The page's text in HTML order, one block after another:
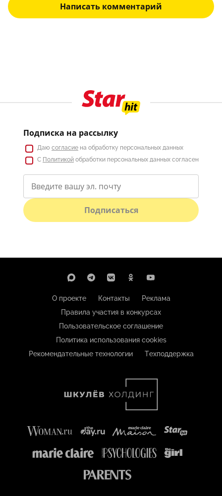
Написать комментарий
Подписка на рассылку
Даю согласие на обработку персональных данных
С Политикой обработки персональных данных согласен
Подписаться
О проекте Контакты
Реклама
Правила участия в конкурсах
Пользовательское соглашение
Политика использования cookies
Рекомендательные технологии
Техподдержка